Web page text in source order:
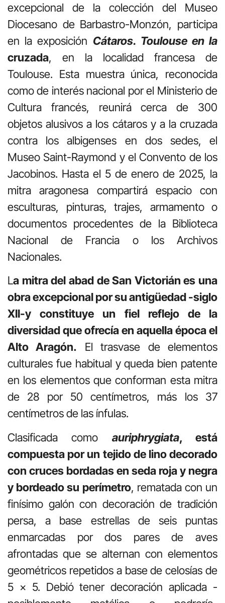
excepcional de la colección del Museo
Diocesano de Barbastro-Monzón, participa
en la exposición Cátaros. Toulouse en la
cruzada, en la localidad francesa de
Toulouse. Esta muestra única, reconocida
como de interés nacional por el Ministerio de
Cultura francés, reunirá cerca de 300
objetos alusivos a los cátaros y a la cruzada
contra los albigenses en dos sedes, el
Museo Saint-Raymond y el Convento de los
Jacobinos. Hasta el 5 de enero de 2025, la
mitra aragonesa compartirá espacio con
esculturas, pinturas, trajes, armamento o
documentos procedentes de la Biblioteca
Nacional de Francia o los Archivos
Nacionales.
La mitra del abad de San Victorián es una
obra excepcional por su antigüedad -siglo
XII-y constituye un fiel reflejo de la
diversidad que ofrecía en aquella época el
Alto Aragón. El trasvase de elementos
culturales fue habitual y queda bien patente
en los elementos que conforman esta mitra
de 28 por 50 centímetros, más los 37
centímetros de las ínfulas.
Clasificada como auriphrygiata, está
compuesta por un tejido de lino decorado
con cruces bordadas en seda roja y negra
y bordeado su perímetro, rematada con un
finísimo galón con decoración de tradición
persa, a base estrellas de seis puntas
enmarcadas por dos pares de aves
afrontadas que se alternan con elementos
geométricos repetidos a base de celosías de
5 x 5. Debió tener decoración aplicada -